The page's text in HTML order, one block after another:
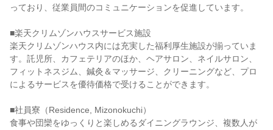
っており、従業員間のコミュニケーションを促進しています。
■楽天クリムゾンハウスサービス施設
楽天クリムゾンハウス内には充実した福利厚生施設が揃っていま
す。託児所、カフェテリアのほか、ヘアサロン、ネイルサロン、
フィットネスジム、鍼灸＆マッサージ、クリーニングなど、プロ
によるサービスを優待価格で受けることができます。
■社員寮（Residence, Mizonokuchi）
食事や団欒をゆっくりと楽しめるダイニングラウンジ、複数人が